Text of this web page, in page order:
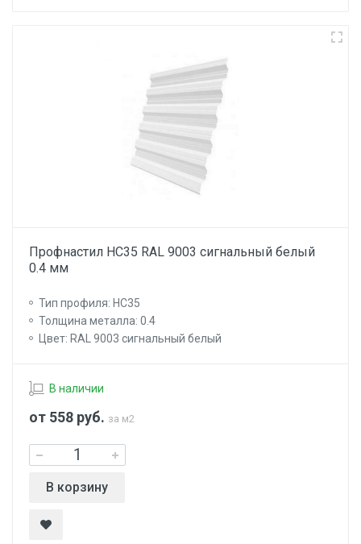
Профнастил НС35 RAL 9003 сигнальный белый
0.4 мм
Тип профиля: НС35
Толщина металла: 0.4
Цвет: RAL 9003 сигнальный белый
В наличии
от 558 руб. за м2
В корзину